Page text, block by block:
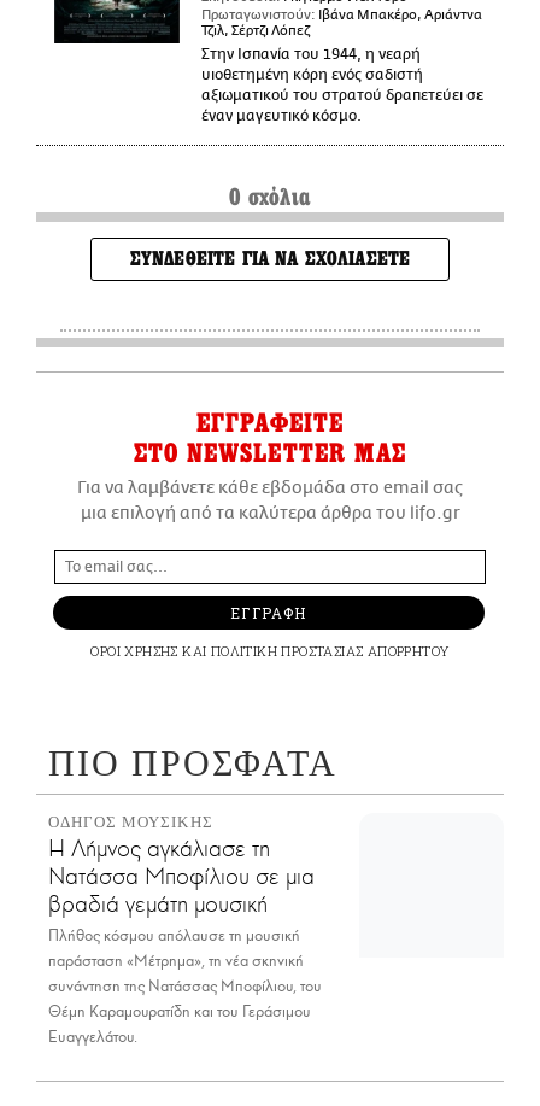
Πρωταγωνιστούν: Ιβάνα Μπακέρο, Αριάντνα
Τζιλ, Σέρτζι Λόπεζ
Στην Ισπανία του 1944, η νεαρή
υιοθετημένη κόρη ενός σαδιστή
αξιωματικού του στρατού δραπετεύει σε
έναν μαγευτικό κόσμο.
0 σχόλια
ΣΥΝΔΕΘΕΙΤΕ ΓΙΑ ΝΑ ΣΧΟΛΙΑΣΕΤΕ
ΕΓΓΡΑΦΕΙΤΕ
ΣΤΟ NEWSLETTER ΜΑΣ
Για να λαμβάνετε κάθε εβδομάδα στο email σας
μια επιλογή από τα καλύτερα άρθρα του lifo.gr
ΕΓΓΡΑΦΗ
ΟΡΟΙ ΧΡΗΣΗΣ ΚΑΙ ΠΟΛΙΤΙΚΗ ΠΡΟΣΤΑΣΙΑΣ ΑΠΟΡΡΗΤΟΥ
ΠΙΟ ΠΡΟΣΦΑΤΑ
ΟΔΗΓΟΣ ΜΟΥΣΙΚΗΣ
Η Λήμνος αγκάλιασε τη
Νατάσσα Μποφίλιου σε μια
βραδιά γεμάτη μουσική
Πλήθος κόσμου απόλαυσε τη μουσική
παράσταση «Μέτρημα», τη νέα σκηνική
συνάντηση της Νατάσσας Μποφίλιου, του
Θέμη Καραμουρατίδη και του Γεράσιμου
Ευαγγελάτου.